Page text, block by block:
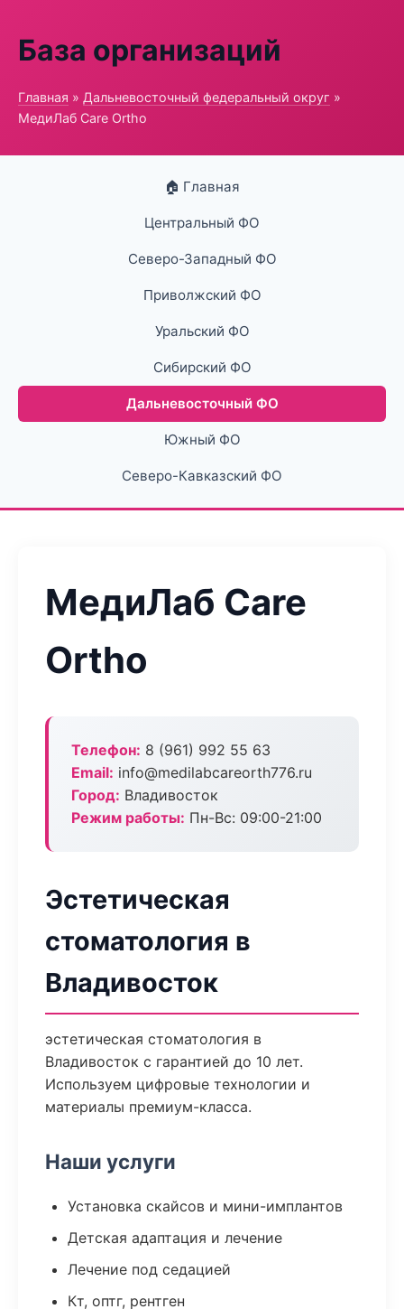
База организаций
Главная » Дальневосточный федеральный округ »
МедиЛаб Care Ortho
🏠 Главная
Центральный ФО
Северо-Западный ФО
Приволжский ФО
Уральский ФО
Сибирский ФО
Дальневосточный ФО
Южный ФО
Северо-Кавказский ФО
МедиЛаб Care
Ortho
Телефон: 8 (961) 992 55 63
Email: info@medilabcareorth776.ru
Город: Владивосток
Режим работы: Пн-Вс: 09:00-21:00
Эстетическая
стоматология в
Владивосток
эстетическая стоматология в
Владивосток с гарантией до 10 лет.
Используем цифровые технологии и
материалы премиум-класса.
Наши услуги
Установка скайсов и мини-имплантов
Детская адаптация и лечение
Лечение под седацией
Кт, оптг, рентген